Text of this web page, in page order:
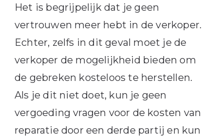
Het is begrijpelijk dat je geen
vertrouwen meer hebt in de verkoper.
Echter, zelfs in dit geval moet je de
verkoper de mogelijkheid bieden om
de gebreken kosteloos te herstellen.
Als je dit niet doet, kun je geen
vergoeding vragen voor de kosten van
reparatie door een derde partij en kun